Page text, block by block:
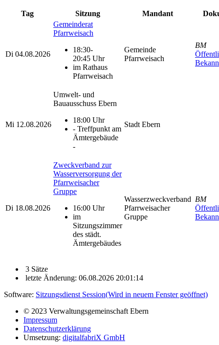
Tag Sitzung Mandant
Di 04.08.2026
Gemeinderat
Pfarrweisach
18:30-
20:45 Uhr
im Rathaus
Pfarrweisach
Gemeinde
Pfarrweisach
BM
Mi 12.08.2026
Umwelt- und
Bauausschuss Ebern
18:00 Uhr
- Treffpunkt am
Ämtergebäude
-
Stadt Ebern
Di 18.08.2026
Zweckverband zur
Wasserversorgung der
Pfarrweisacher
Gruppe
16:00 Uhr
im
Sitzungszimmer
des städt.
Ämtergebäudes
Wasserzweckverband
Pfarrweisacher
Gruppe
BM
3 Sätze
letzte Änderung: 06.08.2026 20:01:14
Software: Sitzungsdienst Session(Wird in neuem Fenster geöffnet)
© 2023 Verwaltungsgemeinschaft Ebern
Impressum
Datenschutzerklärung
Umsetzung: digitalfabriX GmbH